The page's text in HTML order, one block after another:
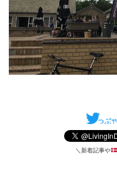
＼新着記事や